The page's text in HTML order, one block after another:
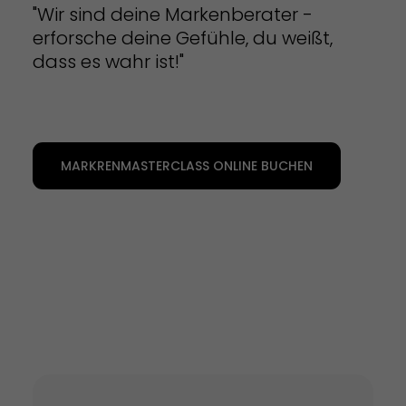
"Wir sind deine Markenberater -
erforsche deine Gefühle, du weißt,
dass es wahr ist!"
MARKRENMASTERCLASS ONLINE BUCHEN